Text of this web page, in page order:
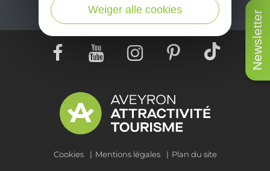
Newsletter
Cookies Mentions légales Plan du site
Weiger alle cookies